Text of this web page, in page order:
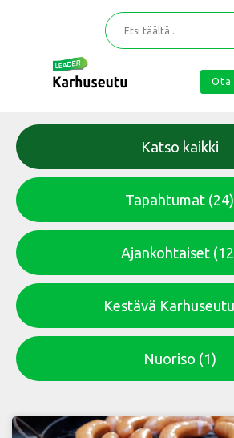
Ota
Katso kaikki
Tapahtumat (24)
Ajankohtaiset
Kestävä Karhuseutu
Nuoriso (1)